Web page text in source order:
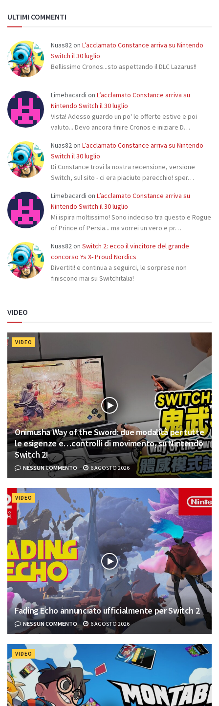
ULTIMI COMMENTI
Nuas82on L’acclamato Constance arriva su Nintendo
Switch il 30 luglio
Bellissimo Cronos...sto aspettando il DLC Lazarus!!
Limebacardi on L’acclamato Constance arriva su
Nintendo Switch il 30 luglio
Vista! Adesso guardo un po' le offerte estive e poi
valuto... Devo ancora finire Cronos e iniziare D…
Nuas82on L’acclamato Constance arriva su Nintendo
Switch il 30 luglio
Di Constance trovi la nostra recensione, versione
Switch, sul sito - ci era piaciuto parecchio! sper…
Limebacardi on L’acclamato Constance arriva su
Nintendo Switch il 30 luglio
Mi ispira moltissimo! Sono indeciso tra questo e Rogue
of Prince of Persia... ma vorrei un vero e pr…
Nuas82on Switch 2: ecco il vincitore del grande
concorso Ys X- Proud Nordics
Divertiti! e continua a seguirci, le sorprese non
finiscono mai su Switchitalia!
VIDEO
VIDEO
Onimusha Way of the Sword: due modalità per tutte
le esigenze e…controlli di movimento, su Nintendo
Switch 2!
NESSUN COMMENTO 6 AGOSTO 2026
VIDEO
Fading Echo annunciato ufficialmente per Switch 2
NESSUN COMMENTO 6 AGOSTO 2026
VIDEO